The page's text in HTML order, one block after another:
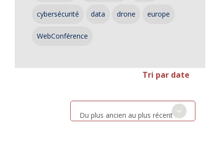
cybersécurité data drone europe
WebConférence
Tri par date
Du plus ancien au plus récent